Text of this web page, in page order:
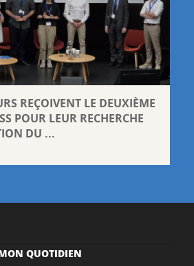
REÇOIVENT LE DEUXIÈME
POUR LEUR RECHERCHE
DU ...
QUOTIDIEN